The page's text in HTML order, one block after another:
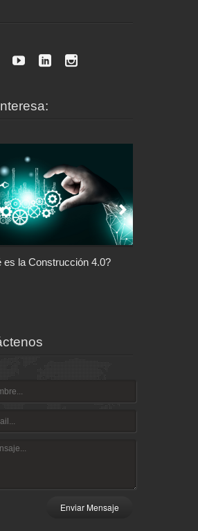
es la Construcción 4.0?
Enviar Mensaje